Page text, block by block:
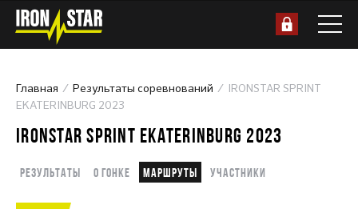
Главная Результаты соревнований
IRONSTAR SPRINT
EKATERINBURG 2023
IRONSTAR SPRINT EKATERINBURG 2023
Результаты О гонке Маршруты Участники